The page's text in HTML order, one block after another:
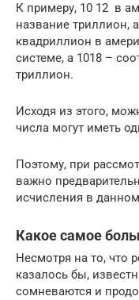
К примеру, 10 12 в
название триллион,
квадриллион в
системе, а 1018 –
триллион.
Исходя из этого,
числа могут иметь
Поэтому, при
важно
исчисления в
Какое самое
Несмотря на то, что
казалось бы,
сомневаются и